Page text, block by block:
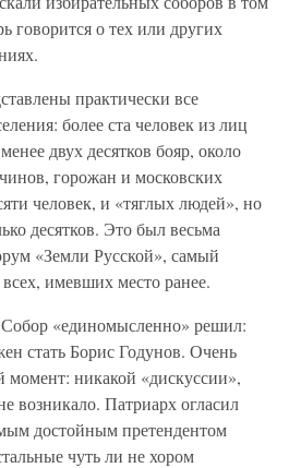
говорится о тех или других
практически все
более ста человек из лиц
двух десятков бояр, около
горожан и московских
человек, и «тяглых людей», но
десятков. Это был весьма
«Земли Русской», самый
имевших место ранее.
Собор «единомысленно» решил:
стать Борис Годунов. Очень
никакой «дискуссии»,
возникало. Патриарх огласил
достойным претендентом
чуть ли не хором